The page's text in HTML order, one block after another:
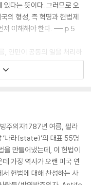
있다는 뜻이다. 그러므로 오
의 형성, 즉 혁명과 헌법제
이해해야 한다. --- p.5
, 인민이 공동의 일을 처리하
의 방편으로 마지못해 받아
가 모이는 회의를 대체하는
화국을 가능하게 하는 방편
연방이 와해되어 미국은 마
서 반연방주의자는 헌법을
과 개인의 자유의 상실을 의
자의 이처럼 심각한 입장 차
주의자1787년 여름, 필라
‘나라(state)’의 대표 55명
을 만들어냈는데, 이 헌법이
가장 역사가 오랜 미국 연
헌법에 대해 찬성하는 사